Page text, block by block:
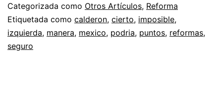
Categorizada como Otros Artículos, Reforma
Etiquetada como calderon, cierto, imposible,
izquierda, manera, mexico, podria, puntos, reformas,
seguro